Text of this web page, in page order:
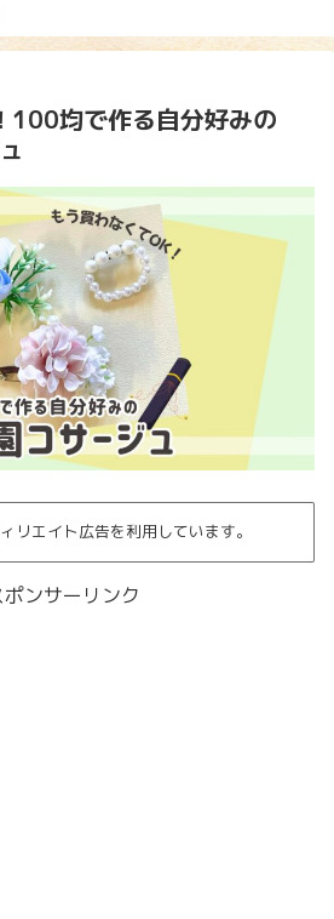
100均で作る自分好みの
リエイト広告を利用しています。
ポンサーリンク